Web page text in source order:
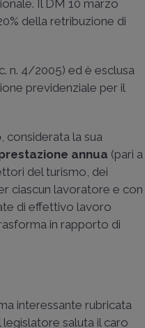
Il DM 10 marzo
della retribuzione di
n. 4/2005) ed è esclusa
previdenziale per il
, considerata la sua
annua (pari a
del turismo, dei
ciascun lavoratore e con
di effettivo lavoro
in rapporto di
interessante rubricata
legislatore saluta il caro